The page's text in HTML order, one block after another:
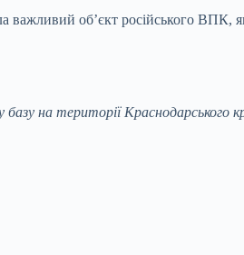
важливий об’єкт російського
базу на території